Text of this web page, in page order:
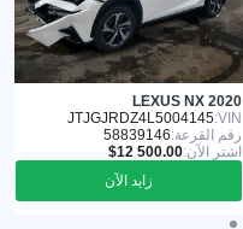
LEXUS NX 2020
VIN:
JTJGJRDZ4L5004145
رقم القرعة:58839146
اشترِ الآن:
زايد الآن